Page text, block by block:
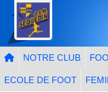
NOTRE CLUB
ECOLE DE FOOT
Panneau de gestion des